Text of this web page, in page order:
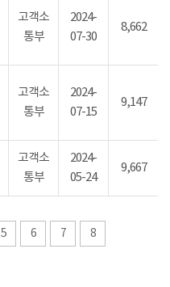
고객소
통부
2024-
07-30
8,662
고객소
통부
2024-
07-15
9,147
고객소
통부
2024-
05-24
9,667
5 6 7 8